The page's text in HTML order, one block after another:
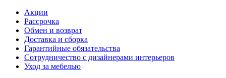
Акции
Рассрочка
Обмен и возврат
Доставка и сборка
Гарантийные обязательства
Сотрудничество с дизайнерами интерьеров
Уход за мебелью